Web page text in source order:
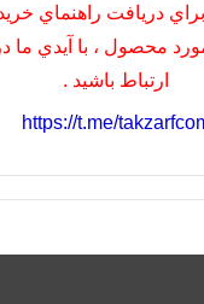
براي دريافت راهنماي
محصول ، با آيدي ما
ارتباط باشيد .
https://t.me/